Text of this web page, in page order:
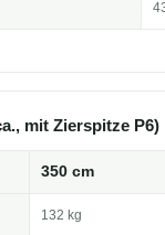
mit Zierspitze P6)
350 cm
132 kg